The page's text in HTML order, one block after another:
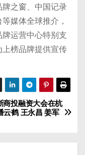
之窗、中国记录
媒体全球推介，
运营中心特别支
榜品牌提供宣传
商投融资大会在杭
云鹤 王永昌 姜军